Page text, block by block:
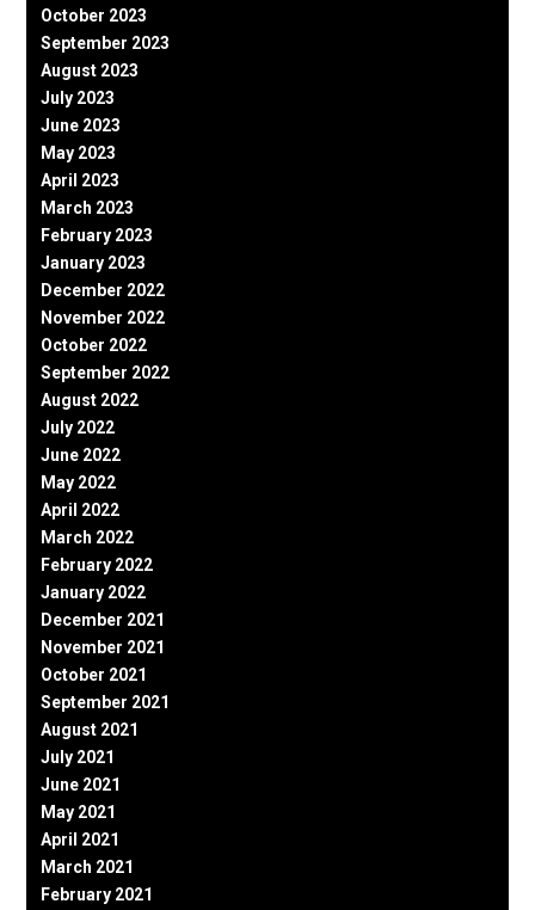
October 2023
September 2023
August 2023
July 2023
June 2023
May 2023
April 2023
March 2023
February 2023
January 2023
December 2022
November 2022
October 2022
September 2022
August 2022
July 2022
June 2022
May 2022
April 2022
March 2022
February 2022
January 2022
December 2021
November 2021
October 2021
September 2021
August 2021
July 2021
June 2021
May 2021
April 2021
March 2021
February 2021